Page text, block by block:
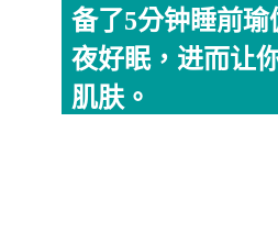
备了5分钟睡前瑜
夜好眠，进而让
肌肤。